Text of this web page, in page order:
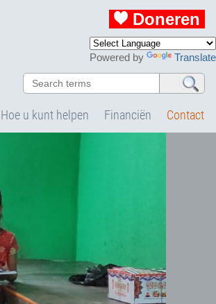
Doneren
Powered by Translate
Hoe u kunt helpen Financiën Contact